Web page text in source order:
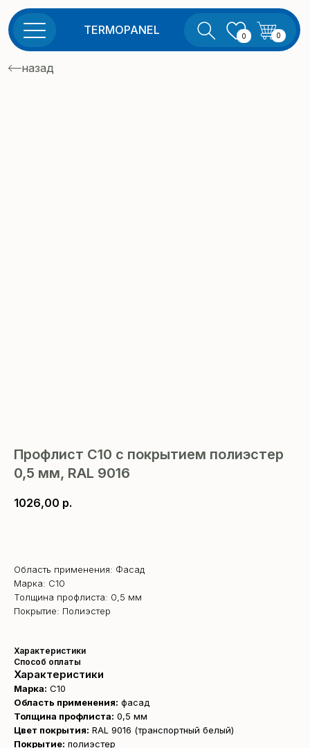
0
TERMOPANEL
назад
Профлист С10 с покрытием полиэстер
0,5 мм, RAL 9016
1026,00 р.
Область применения: Фасад
Марка: С10
Толщина профлиста: 0,5 мм
Покрытие: Полиэстер
Характеристики
Способ оплаты
Характеристики
Марка: С10
Область применения: фасад
Толщина профлиста: 0,5 мм
Цвет покрытия: RAL 9016 (транспортный белый)
Покрытие: полиэстер